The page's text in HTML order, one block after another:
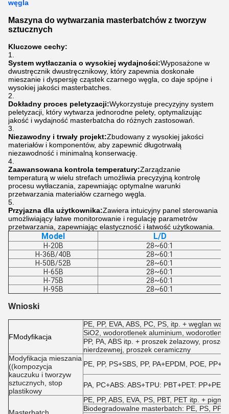
węgla
Maszyna do wytwarzania masterbatchów z tworzyw
sztucznych
Kluczowe cechy:
System wytłaczania o wysokiej wydajności:Wyposażone w
dwustręcznik dwustręcznikowy, który zapewnia doskonałe
mieszanie i dyspersję cząstek czarnego węgla, co daje spójne i
wysokiej jakości masterbatches.
Dokładny proces peletyzacji:Wykorzystuje precyzyjny system
peletyzacji, który wytwarza jednorodne pelety, optymalizując
jakość i wydajność masterbatcha do różnych zastosowań.
Niezawodny i trwały projekt:Zbudowany z wysokiej jakości
materiałów i komponentów, aby zapewnić długotrwałą
niezawodność i minimalną konserwację.
Zaawansowana kontrola temperatury:Zarządzanie
temperaturą w wielu strefach umożliwia precyzyjną kontrolę
procesu wytłaczania, zapewniając optymalne warunki
przetwarzania materiałów czarnego węgla.
Przyjazna dla użytkownika:Zawiera intuicyjny panel sterowania
umożliwiający łatwe monitorowanie i regulację parametrów
przetwarzania, zapewniając elastyczność i łatwość użytkowania.
Model L/D
H-20B
28~60:1
H-36B/40B
28~60:1
H-50B/52B
28~60:1
H-65B
28~60:1
H-75B
28~60:1
H-95B
28~60:1
Wnioski
FModyfikacja
PE, PP, EVA, ABS, PC, PS, itp. + węglan
SiO2, wodorotlenek aluminium,
PP, PA, ABS itp. + proszek żelazowy,
nierdzewnej, proszek ceramiczny
Modyfikacja mieszania
((kompozycja
kauczuku i tworzyw
sztucznych, stop
plastikowy
PE, PP, PS+SBS, PP, PA+EPDM, POE,
PA, PC+ABS: ABS+TPU: PBT+PET: PP+PE
PE, PP, ABS, EVA, PS, PBT, PET itp. +
Biodegradowalne masterbatch: PE, PS, PP